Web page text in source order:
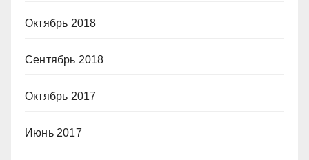
Октябрь 2018
Сентябрь 2018
Октябрь 2017
Июнь 2017